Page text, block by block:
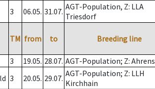
3 06.05. 31.07. AGT-Population, Z: LLA
Triesdorf
TM from to Breeding line
3 19.05. 28.07. AGT-Population; Z: Ahrens
3 20.05. 29.07. AGT-Population; Z: LLH
Kirchhain